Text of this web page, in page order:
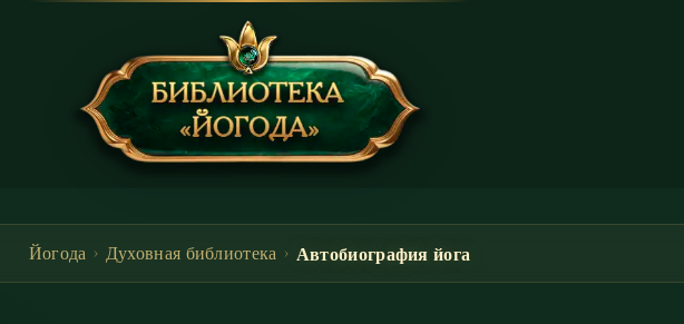
Йогода › Духовная библиотека › Автобиография йога